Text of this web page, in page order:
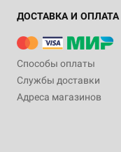
ДОСТАВКА И ОПЛАТА
Способы оплаты
Службы доставки
Адреса магазинов